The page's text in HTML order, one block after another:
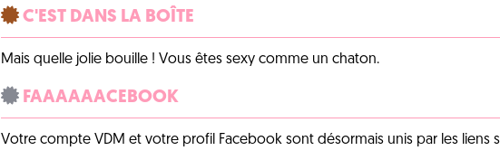
C'EST DANS LA BOÎTE
Mais quelle jolie bouille ! Vous êtes sexy comme un chaton.
FAAAAAACEBOOK
Votre compte VDM et votre profil Facebook sont désormais unis par les liens